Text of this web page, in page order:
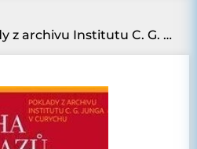
Kniha obrazů: Poklady z archivu Institutu C. G. Junga v Curychu